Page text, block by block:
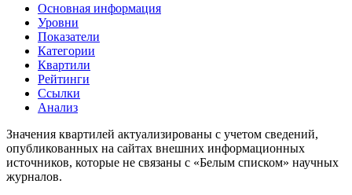
Основная информация
Уровни
Показатели
Категории
Квартили
Рейтинги
Ссылки
Анализ
Значения квартилей актуализированы с учетом сведений,
опубликованных на сайтах внешних информационных
источников, которые не связаны с «Белым списком» научных
журналов.